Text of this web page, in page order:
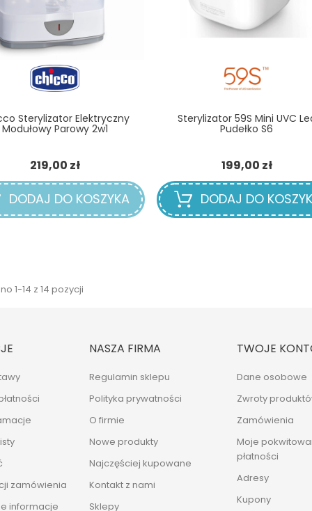
Sterylizator Elektryczny
Modułowy Parowy 2w1
219,00 złCena
DODAJ DO KOSZYKA
Sterylizator 59S Mini UVC
Pudełko S6
199,00 złCena
DODAJ DO
1-14 z 14 pozycji
zamówienia
informacje
NASZA FIRMA
Regulamin sklepu
Polityka prywatności
O firmie
Nowe produkty
Najczęściej kupowane
Kontakt z nami
Sklepy
TWOJE
Dane osobowe
Zwroty
Zamówienia
Moje
płatności
Adresy
Kupony